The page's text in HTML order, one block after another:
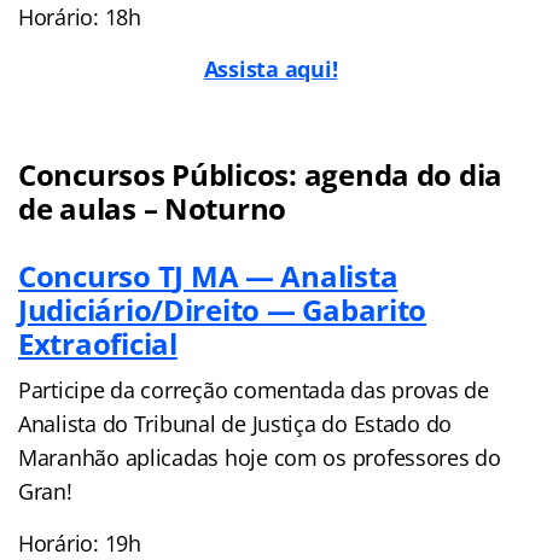
Horário: 18h
Assista aqui!
Concursos Públicos: agenda do dia
de aulas – Noturno
Concurso TJ MA — Analista
Judiciário/Direito — Gabarito
Extraoficial
Participe da correção comentada das provas de
Analista do Tribunal de Justiça do Estado do
Maranhão aplicadas hoje com os professores do
Gran!
Horário: 19h